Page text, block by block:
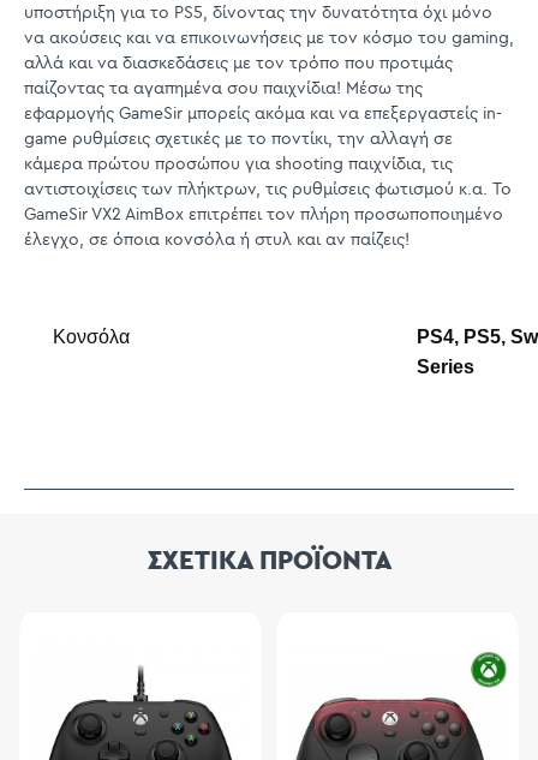
υποστήριξη για το PS5, δίνοντας την δυνατότητα όχι μόνο
να ακούσεις και να επικοινωνήσεις με τον κόσμο του gaming,
αλλά και να διασκεδάσεις με τον τρόπο που προτιμάς
παίζοντας τα αγαπημένα σου παιχνίδια! Μέσω της
εφαρμογής GameSir μπορείς ακόμα και να επεξεργαστείς in-
game ρυθμίσεις σχετικές με το ποντίκι, την αλλαγή σε
κάμερα πρώτου προσώπου για shooting παιχνίδια, τις
αντιστοιχίσεις των πλήκτρων, τις ρυθμίσεις φωτισμού κ.α. Το
GameSir VX2 AimBox επιτρέπει τον πλήρη προσωποποιημένο
έλεγχο, σε όποια κονσόλα ή στυλ και αν παίζεις!
Κονσόλα
PS4, PS5,
Series
ΣΧΕΤΙΚΑ ΠΡΟΪΟΝΤΑ